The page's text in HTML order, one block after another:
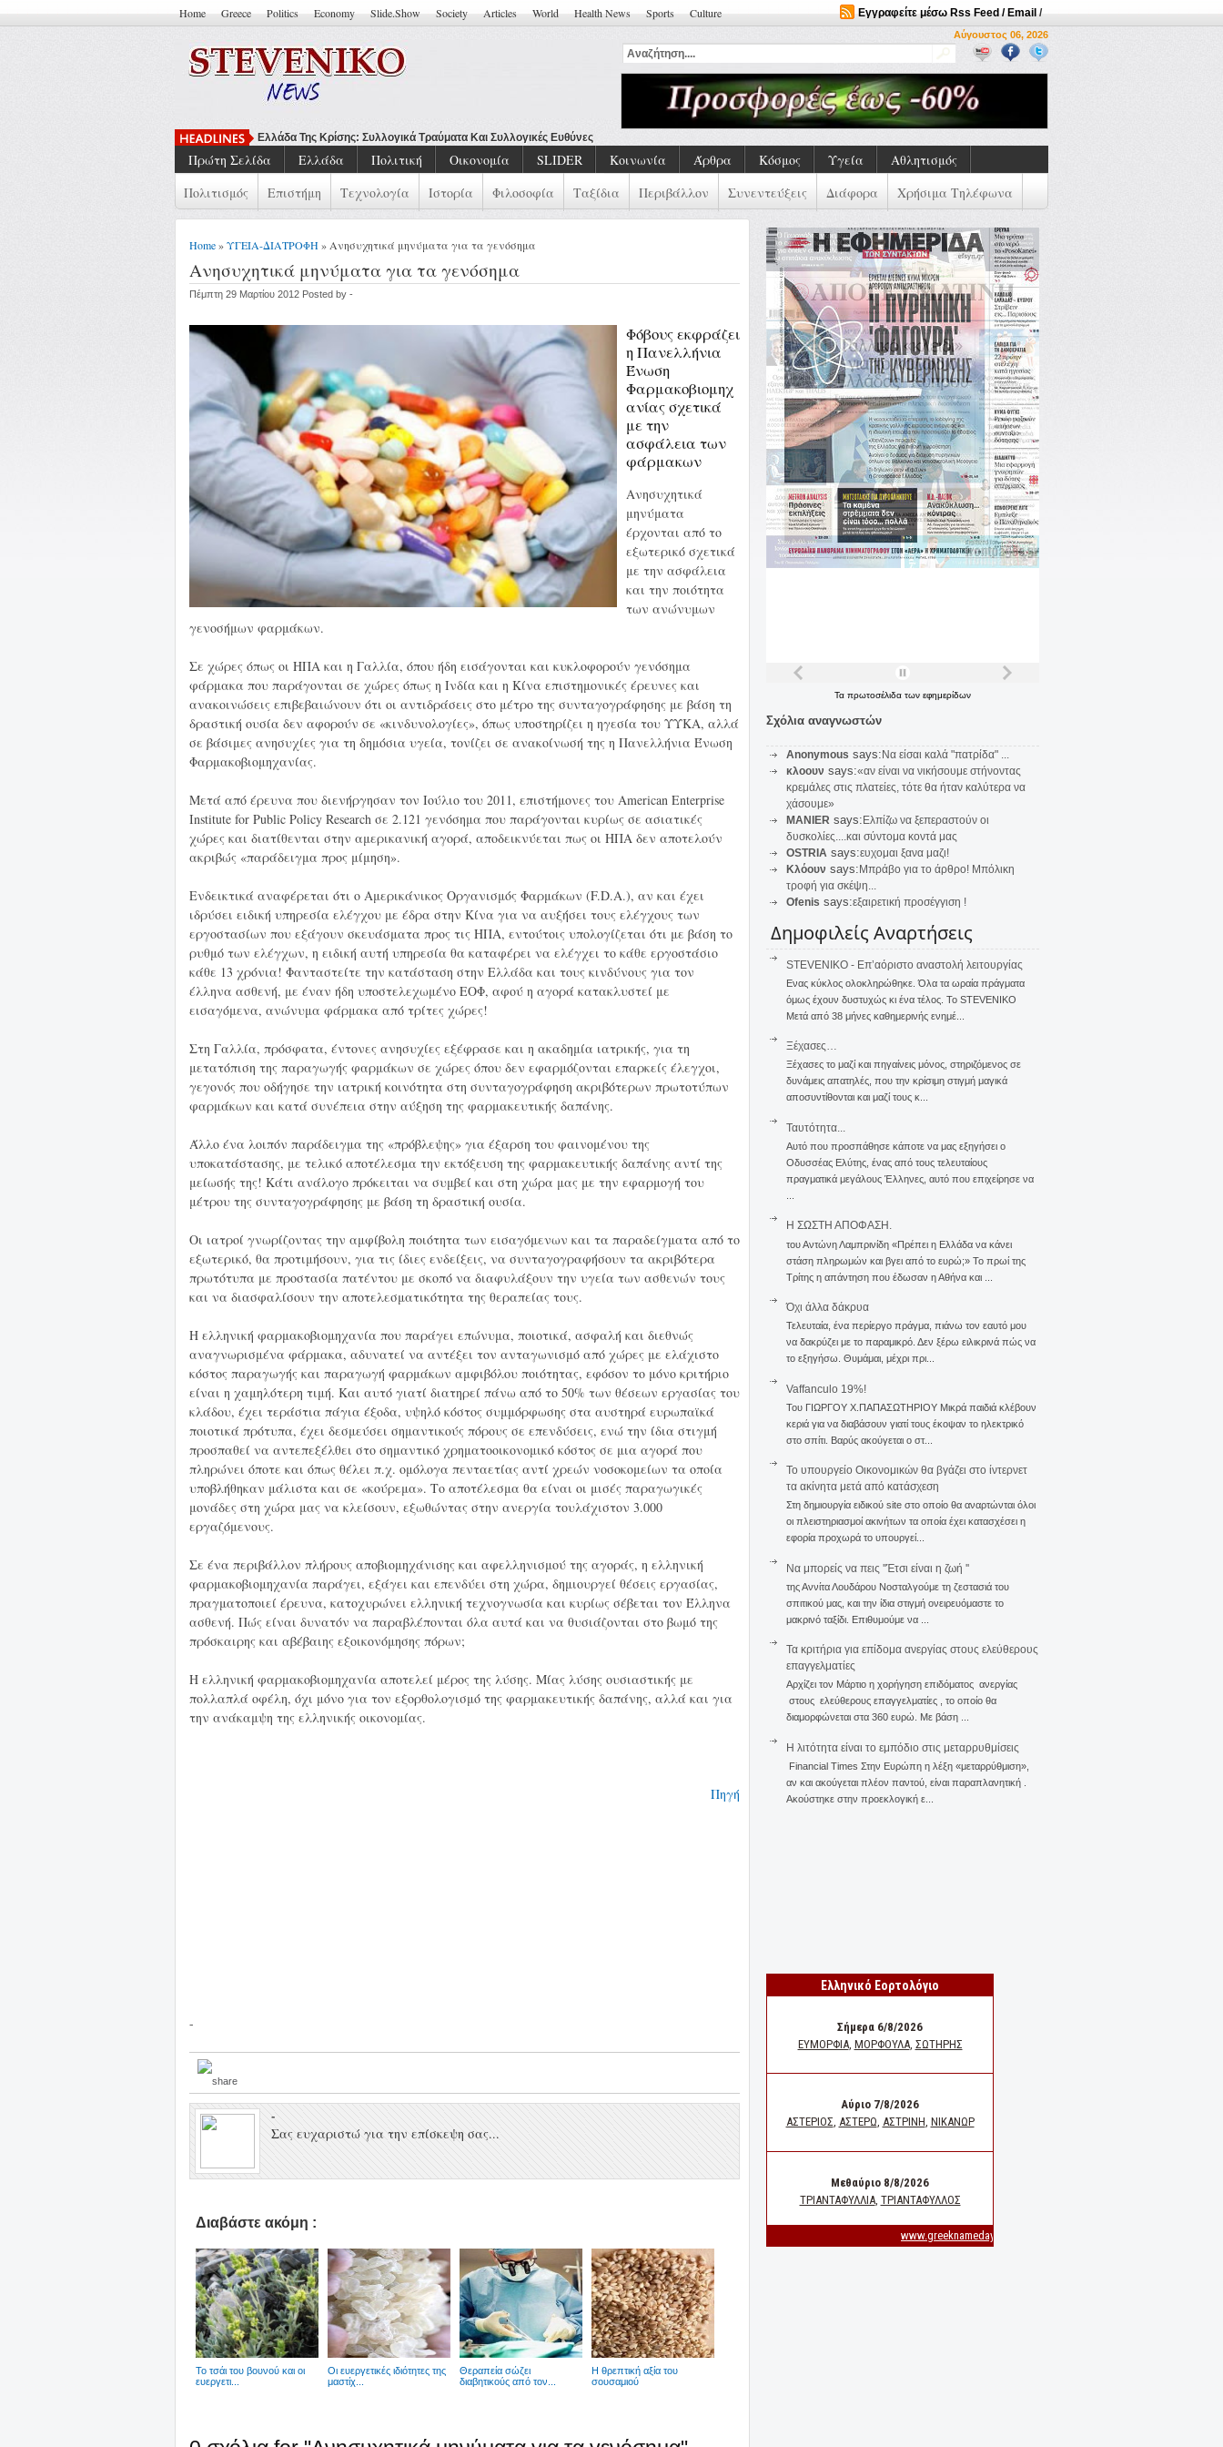
Home Greece Politics Economy Slide.Show Society Articles World Health News Sports Culture Εγγραφείτε μέσω Rss Feed / Email /
Αύγουστος 06, 2026
Ελλάδα Της Κρίσης: Συλλογικά Τραύματα Και Συλλογικές Ευθύνες
Πρώτη Σελίδα Ελλάδα Πολιτική Οικονομία SLIDER Κοινωνία Άρθρα Κόσμος Υγεία
Αθλητισμός
Πολιτισμός
Επιστήμη Τεχνολογία Ιστορία Φιλοσοφία Ταξίδια Περιβάλλον Συνεντεύξεις Διάφορα Χρήσιμα Τηλέφωνα
Home»ΥΓΕΙΑ-ΔΙΑΤΡΟΦΗ» Ανησυχητικά μηνύματα για τα γενόσημα
Ανησυχητικά μηνύματα για τα γενόσημα
Πέμπτη 29 Μαρτίου 2012 Posted by -
Φόβους εκφράζει
η Πανελλήνια
Ένωση
Φαρμακοβιομηχ
ανίας σχετικά
με την
ασφάλεια των
φάρμακων
Ανησυχητικά
μηνύματα
έρχονται από το
εξωτερικό σχετικά
με την ασφάλεια
και την ποιότητα
των ανώνυμων
γενοσήμων φαρμάκων.
Σε χώρες όπως οι ΗΠΑ και η Γαλλία, όπου ήδη εισάγονται και κυκλοφορούν γενόσημα
φάρμακα που παράγονται σε χώρες όπως η Ινδία και η Κίνα επιστημονικές έρευνες και
ανακοινώσεις επιβεβαιώνουν ότι οι αντιδράσεις στο μέτρο της συνταγογράφησης με βάση τη
δραστική ουσία δεν αφορούν σε «κινδυνολογίες», όπως υποστηρίζει η ηγεσία του ΥΥΚΑ, αλλά
σε βάσιμες ανησυχίες για τη δημόσια υγεία, τονίζει σε ανακοίνωσή της η Πανελλήνια Ένωση
Φαρμακοβιομηχανίας.
Μετά από έρευνα που διενήργησαν τον Ιούλιο του 2011, επιστήμονες του American Enterprise
Institute for Public Policy Research σε 2.121 γενόσημα που παράγονται κυρίως σε ασιατικές
χώρες και διατίθενται στην αμερικανική αγορά, αποδεικνύεται πως οι ΗΠΑ δεν αποτελούν
ακριβώς «παράδειγμα προς μίμηση».
Ενδεικτικά αναφέρεται ότι ο Αμερικάνικος Οργανισμός Φαρμάκων (F.D.A.), αν και έχει
ιδρύσει ειδική υπηρεσία ελέγχου με έδρα στην Κίνα για να αυξήσει τους ελέγχους των
εργοστασίων που εξάγουν σκευάσματα προς τις ΗΠΑ, εντούτοις υπολογίζεται ότι με βάση το
ρυθμό των ελέγχων, η ειδική αυτή υπηρεσία θα καταφέρει να ελέγχει το κάθε εργοστάσιο
κάθε 13 χρόνια! Φανταστείτε την κατάσταση στην Ελλάδα και τους κινδύνους για τον
έλληνα ασθενή, με έναν ήδη υποστελεχωμένο ΕΟΦ, αφού η αγορά κατακλυστεί με
εισαγόμενα, ανώνυμα φάρμακα από τρίτες χώρες!
Στη Γαλλία, πρόσφατα, έντονες ανησυχίες εξέφρασε και η ακαδημία ιατρικής, για τη
μετατόπιση της παραγωγής φαρμάκων σε χώρες όπου δεν εφαρμόζονται επαρκείς έλεγχοι,
γεγονός που οδήγησε την ιατρική κοινότητα στη συνταγογράφηση ακριβότερων πρωτοτύπων
φαρμάκων και κατά συνέπεια στην αύξηση της φαρμακευτικής δαπάνης.
Άλλο ένα λοιπόν παράδειγμα της «πρόβλεψης» για έξαρση του φαινομένου της
υποκατάστασης, με τελικό αποτέλεσμα την εκτόξευση της φαρμακευτικής δαπάνης αντί της
μείωσής της! Κάτι ανάλογο πρόκειται να συμβεί και στη χώρα μας με την εφαρμογή του
μέτρου της συνταγογράφησης με βάση τη δραστική ουσία.
Οι ιατροί γνωρίζοντας την αμφίβολη ποιότητα των εισαγόμενων και τα παραδείγματα από το
εξωτερικό, θα προτιμήσουν, για τις ίδιες ενδείξεις, να συνταγογραφήσουν τα ακριβότερα
πρωτότυπα με προστασία πατέντου με σκοπό να διαφυλάξουν την υγεία των ασθενών τους
και να διασφαλίσουν την αποτελεσματικότητα της θεραπείας τους.
Η ελληνική φαρμακοβιομηχανία που παράγει επώνυμα, ποιοτικά, ασφαλή και διεθνώς
αναγνωρισμένα φάρμακα, αδυνατεί να αντέξει τον ανταγωνισμό από χώρες με ελάχιστο
κόστος παραγωγής και παραγωγή φαρμάκων αμφιβόλου ποιότητας, εφόσον το μόνο κριτήριο
είναι η χαμηλότερη τιμή. Και αυτό γιατί διατηρεί πάνω από το 50% των θέσεων εργασίας του
κλάδου, έχει τεράστια πάγια έξοδα, υψηλό κόστος συμμόρφωσης στα αυστηρά ευρωπαϊκά
ποιοτικά πρότυπα, έχει δεσμεύσει σημαντικούς πόρους σε επενδύσεις, ενώ την ίδια στιγμή
προσπαθεί να αντεπεξέλθει στο σημαντικό χρηματοοικονομικό κόστος σε μια αγορά που
πληρώνει όποτε και όπως θέλει π.χ. ομόλογα πενταετίας αντί χρεών νοσοκομείων τα οποία
υποβλήθηκαν μάλιστα και σε «κούρεμα». Το αποτέλεσμα θα είναι οι μισές παραγωγικές
μονάδες στη χώρα μας να κλείσουν, εξωθώντας στην ανεργία τουλάχιστον 3.000
εργαζόμενους.
Σε ένα περιβάλλον πλήρους αποβιομηχάνισης και αφελληνισμού της αγοράς, η ελληνική
φαρμακοβιομηχανία παράγει, εξάγει και επενδύει στη χώρα, δημιουργεί θέσεις εργασίας,
πραγματοποιεί έρευνα, κατοχυρώνει ελληνική τεχνογνωσία και κυρίως σέβεται τον Έλληνα
ασθενή. Πώς είναι δυνατόν να παραβλέπονται όλα αυτά και να θυσιάζονται στο βωμό της
πρόσκαιρης και αβέβαιης εξοικονόμησης πόρων;
Η ελληνική φαρμακοβιομηχανία αποτελεί μέρος της λύσης. Μίας λύσης ουσιαστικής με
πολλαπλά οφέλη, όχι μόνο για τον εξορθολογισμό της φαρμακευτικής δαπάνης, αλλά και για
την ανάκαμψη της ελληνικής οικονομίας.
Πηγή
-
-
Σας ευχαριστώ για την επίσκεψη σας...
Διαβάστε ακόμη :
Το τσάι του βουνού και οι
ευεργετι...
Οι ευεργετικές ιδιότητες της
μαστίχ...
Θεραπεία σώζει
διαβητικούς από τον...
Η θρεπτική αξία του
σουσαμιού
Τα πρωτοσέλιδα των εφημερίδων
Σχόλια αναγνωστών
Anonymous says: Να είσαι καλά "πατρίδα" ...
κλοουν says:«αν είναι να νικήσουμε στήνοντας
κρεμάλες στις πλατείες, τότε θα ήταν καλύτερα να
χάσουμε»
MANIER says: Ελπίζω να ξεπεραστούν οι
δυσκολίες....και σύντομα κοντά μας
OSTRIA says:ευχομαι ξανα μαζι!
Κλόουν says: Μπράβο για το άρθρο! Μπόλικη
τροφή για σκέψη...
Ofenis says:εξαιρετική προσέγγιση !
Δημοφιλείς Αναρτήσεις
STEVENIKO - Επ’αόριστο αναστολή λειτουργίας
Ενας κύκλος ολοκληρώθηκε. Όλα τα ωραία πράγματα
όμως έχουν δυστυχώς κι ένα τέλος. Το STEVENIKO
Μετά από 38 μήνες καθημερινής ενημέ...
Ξέχασες…
Ξέχασες το μαζί και πηγαίνεις μόνος, στηριζόμενος σε
δυνάμεις απατηλές, που την κρίσιμη στιγμή μαγικά
αποσυντίθονται και μαζί τους κ...
Ταυτότητα...
Αυτό που προσπάθησε κάποτε να μας εξηγήσει ο
Οδυσσέας Ελύτης, ένας από τους τελευταίους
πραγματικά μεγάλους Έλληνες, αυτό που επιχείρησε να
Η ΣΩΣΤΗ ΑΠΟΦΑΣΗ.
του Αντώνη Λαμπρινίδη «Πρέπει η Ελλάδα να κάνει
στάση πληρωμών και βγει από το ευρώ;» Το πρωί της
Τρίτης η απάντηση που έδωσαν η Αθήνα και ...
Όχι άλλα δάκρυα
Τελευταία, ένα περίεργο πράγμα, πιάνω τον εαυτό μου
να δακρύζει με το παραμικρό. Δεν ξέρω ειλικρινά πώς να
το εξηγήσω. Θυμάμαι, μέχρι πρι...
Vaffanculo 19%!
Του ΓΙΩΡΓΟΥ Χ.ΠΑΠΑΣΩΤΗΡΙΟΥ Μικρά παιδιά κλέβουν
κεριά για να διαβάσουν γιατί τους έκοψαν το ηλεκτρικό
στο σπίτι. Βαρύς ακούγεται ο στ...
To υπουργείο Οικονομικών θα βγάζει στο ίντερνετ
τα ακίνητα μετά από κατάσχεση
Στη δημιουργία ειδικού site στο οποίο θα αναρτώνται όλοι
οι πλειστηριασμοί ακινήτων τα οποία έχει κατασχέσει η
εφορία προχωρά το υπουργεί...
Να μπορείς να πεις ''Έτσι είναι η ζωή ''
της Αννίτα Λουδάρου Νοσταλγούμε τη ζεστασιά του
σπιτικού μας, και την ίδια στιγμή ονειρευόμαστε το
μακρινό ταξίδι. Επιθυμούμε να ...
Τα κριτήρια για επίδομα ανεργίας στους ελεύθερους
επαγγελματίες
Αρχίζει τον Μάρτιο η χορήγηση επιδόματος ανεργίας
στους ελεύθερους επαγγελματίες , το οποίο θα
διαμορφώνεται στα 360 ευρώ. Με βάση ...
Η λιτότητα είναι το εμπόδιο στις μεταρρυθμίσεις
Financial Times Στην Ευρώπη η λέξη «μεταρρύθμιση»,
αν και ακούγεται πλέον παντού, είναι παραπλανητική .
Ακούστηκε στην προεκλογική ε...